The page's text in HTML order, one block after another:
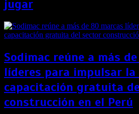
jugar
Sodimac reúne a más
líderes para impulsar la
capacitación gratuita
construcción en el Perú